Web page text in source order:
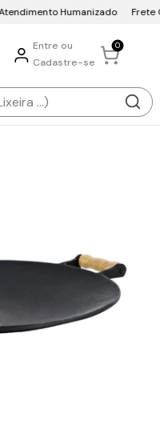
Humanizado Frete
Entre ou
Cadastre-se
0